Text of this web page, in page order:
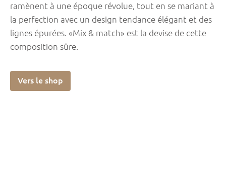
ramènent à une époque révolue, tout en se mariant à
la perfection avec un design tendance élégant et des
lignes épurées. «Mix & match» est la devise de cette
composition sûre.
Vers le shop